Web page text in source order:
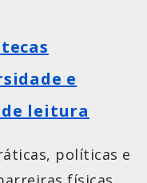
e
leitura
políticas e